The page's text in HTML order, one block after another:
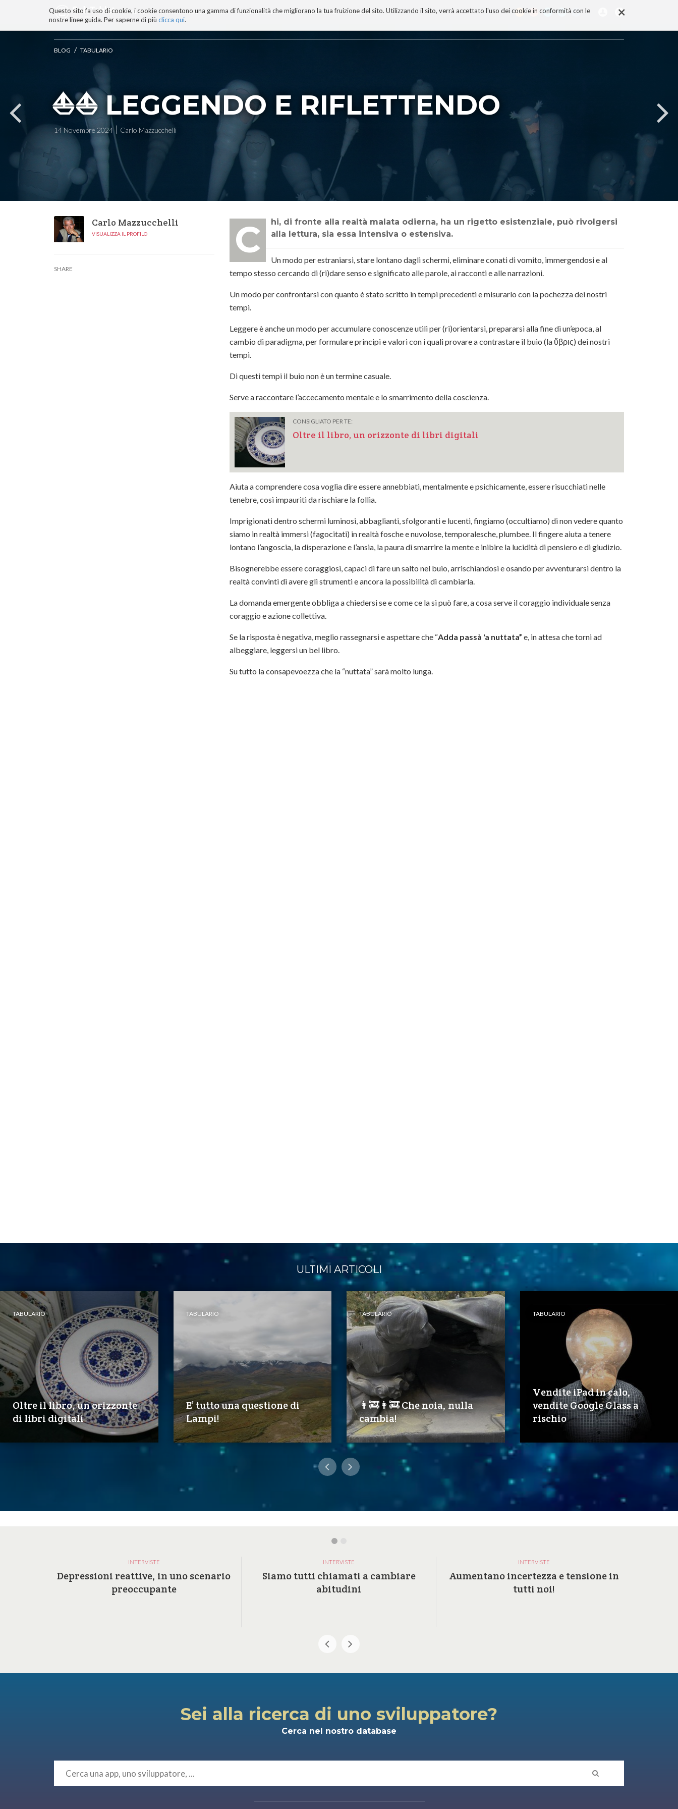
×
Questo sito fa uso di cookie, i cookie consentono una gamma di funzionalità che migliorano la tua fruizione del sito. Utilizzando il sito, verrà accettato l'uso dei cookie in conformità con le
nostre linee guida. Per saperne di più clicca qui.
BLOG TECNOCONSAPEVOLEZZA TECNOBIBLIOGRAFIA I MIEI LIBRI PROGETTO
ai
contenuti.
navigazione
BLOG / TABULARIO
⛵⛵ LEGGENDO E RIFLETTENDO
14 Novembre 2024 Carlo Mazzucchelli
Carlo Mazzucchelli
VISUALIZZA IL PROFILO
SHARE
Chi, di fronte alla realtà malata odierna, ha un rigetto esistenziale, può rivolgersi alla lettura, sia essa intensiva o estensiva.
Un modo per estraniarsi, stare lontano dagli schermi, eliminare conati di vomito, immergendosi e al
tempo stesso cercando di (ri)dare senso e significato alle parole, ai racconti e alle narrazioni.
Un modo per confrontarsi con quanto è stato scritto in tempi precedenti e misurarlo con la pochezza dei nostri
tempi.
Leggere è anche un modo per accumulare conoscenze utili per (ri)orientarsi, prepararsi alla fine di un’epoca, al
cambio di paradigma, per formulare principi e valori con i quali provare a contrastare il buio (la ὕβρις) dei nostri
tempi.
Di questi tempi il buio non è un termine casuale.
Serve a raccontare l’accecamento mentale e lo smarrimento della coscienza.
CONSIGLIATO PER TE:
Oltre il libro, un orizzonte di libri digitali
Aiuta a comprendere cosa voglia dire essere annebbiati, mentalmente e psichicamente, essere risucchiati nelle
tenebre, così impauriti da rischiare la follia.
Imprigionati dentro schermi luminosi, abbaglianti, sfolgoranti e lucenti, fingiamo (occultiamo) di non vedere quanto
siamo in realtà immersi (fagocitati) in realtà fosche e nuvolose, temporalesche, plumbee. Il fingere aiuta a tenere
lontano l’angoscia, la disperazione e l’ansia, la paura di smarrire la mente e inibire la lucidità di pensiero e di giudizio.
Bisognerebbe essere coraggiosi, capaci di fare un salto nel buio, arrischiandosi e osando per avventurarsi dentro la
realtà convinti di avere gli strumenti e ancora la possibilità di cambiarla.
La domanda emergente obbliga a chiedersi se e come ce la si può fare, a cosa serve il coraggio individuale senza
coraggio e azione collettiva.
Se la risposta è negativa, meglio rassegnarsi e aspettare che “Adda passà 'a nuttata” e, in attesa che torni ad
albeggiare, leggersi un bel libro.
Su tutto la consapevoezza che la “nuttata” sarà molto lunga.
ULTIMI ARTICOLI
TABULARIO
Oltre il libro, un orizzonte
di libri digitali
TABULARIO
E’ tutto una questione di
Lampi!
TABULARIO
👩‍🚒️👩‍🚒️ Che noia, nulla
cambia!
TABULARIO
Vendite iPad in calo,
vendite Google Glass a
rischio
INTERVISTE
Depressioni reattive, in uno scenario
preoccupante
INTERVISTE
Siamo tutti chiamati a cambiare
abitudini
INTERVISTE
Aumentano incertezza e tensione in
tutti noi!
Sei alla ricerca di uno sviluppatore?
Cerca nel nostro database